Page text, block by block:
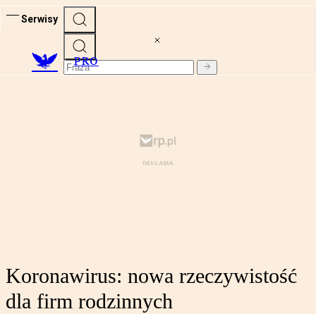
Serwisy
PRO
Koronawirus: nowa rzeczywistość
dla firm rodzinnych